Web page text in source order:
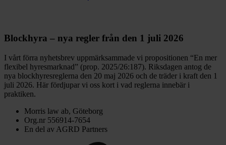
Blockhyra – nya regler från den 1 juli 2026
I vårt förra nyhetsbrev uppmärksammade vi propositionen “En mer
flexibel hyresmarknad” (prop. 2025/26:187). Riksdagen antog de
nya blockhyresreglerna den 20 maj 2026 och de träder i kraft den 1
juli 2026. Här fördjupar vi oss kort i vad reglerna innebär i
praktiken.
Morris law ab, Göteborg
Org.nr 556914-7654
En del av AGRD Partners